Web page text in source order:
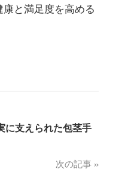
と満足度を高める
に支えられた包茎手
次の記事